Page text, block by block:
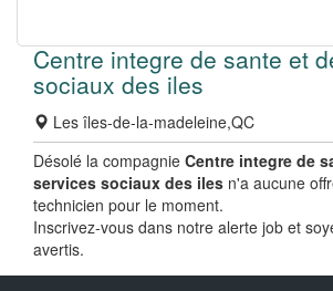
Centre integre de sante et
sociaux des iles
Les îles-de-la-madeleine,QC
Désolé la compagnie Centre integre de
services sociaux des iles n'a aucune
technicien pour le moment.
Inscrivez-vous dans notre alerte job et
avertis.